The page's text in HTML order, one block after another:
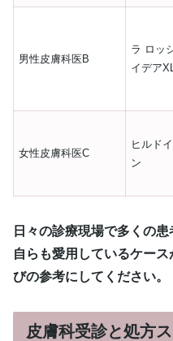
男性皮膚科医B
ラ ロッ
イデア
女性皮膚科医C
ヒルド
ン
日々の診療現場で多くの
自らも愛用しているケー
びの参考にしてください。
皮膚科受診と処方